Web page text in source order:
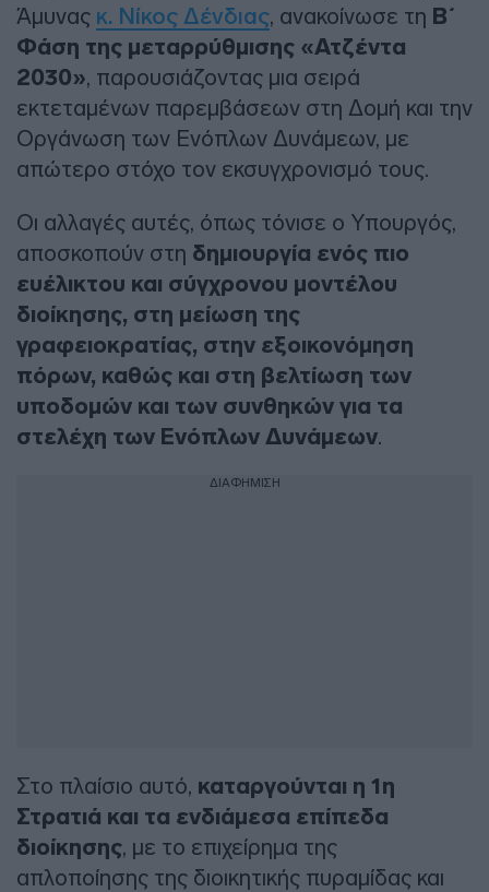
Άμυνας κ. Νίκος Δένδιας, ανακοίνωσε τη Β΄
Φάση της μεταρρύθμισης «Ατζέντα
2030», παρουσιάζοντας μια σειρά
εκτεταμένων παρεμβάσεων στη Δομή και την
Οργάνωση των Ενόπλων Δυνάμεων, με
απώτερο στόχο τον εκσυγχρονισμό τους.
Οι αλλαγές αυτές, όπως τόνισε ο Υπουργός,
αποσκοπούν στη δημιουργία ενός πιο
ευέλικτου και σύγχρονου μοντέλου
διοίκησης, στη μείωση της
γραφειοκρατίας, στην εξοικονόμηση
πόρων, καθώς και στη βελτίωση των
υποδομών και των συνθηκών για τα
στελέχη των Ενόπλων Δυνάμεων.
ΔΙΑΦΗΜΙΣΗ
Στο πλαίσιο αυτό, καταργούνται η 1η
Στρατιά και τα ενδιάμεσα επίπεδα
διοίκησης, με το επιχείρημα της
απλοποίησης της διοικητικής πυραμίδας και